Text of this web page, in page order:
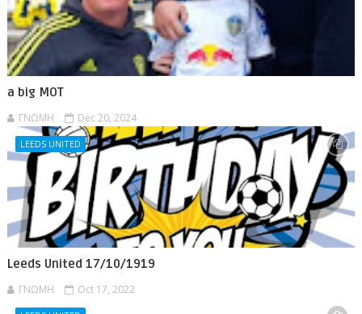
a big MOT
ΓΝΩΜΗ Dec 20, 2024
LEEDS UNITED
Leeds United 17/10/1919
ΓΝΩΜΗ Oct 17, 2022